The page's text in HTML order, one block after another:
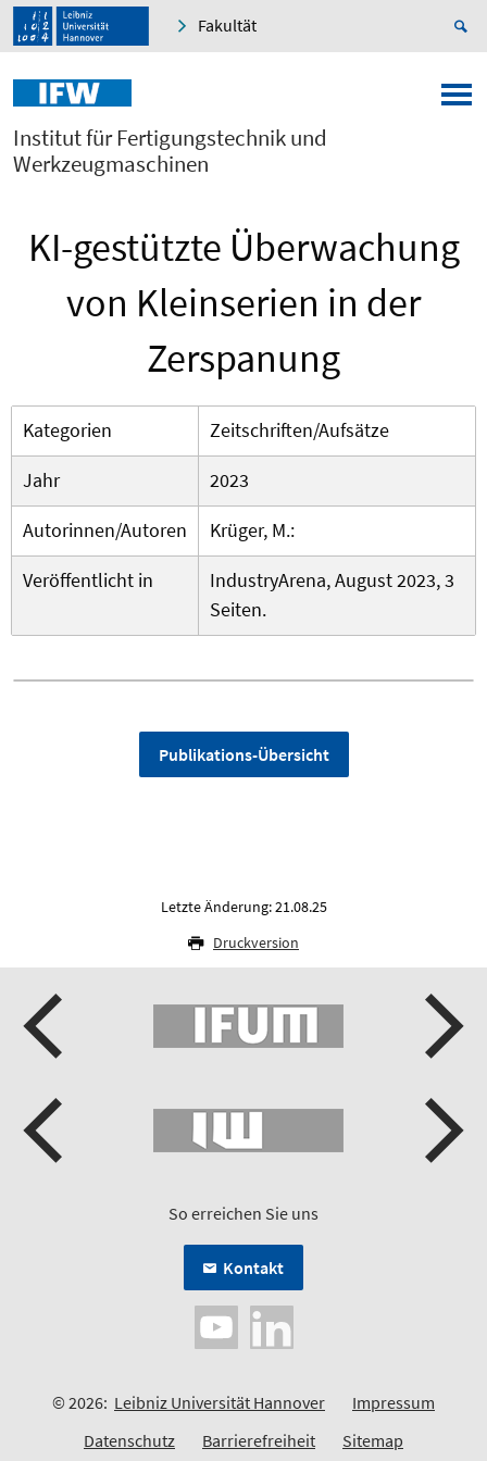
Fakultät
Institut für Fertigungstechnik und
Werkzeugmaschinen
KI-gestützte Überwachung
von Kleinserien in der
Zerspanung
Kategorien
Zeitschriften/Aufsätze
Jahr
2023
Autorinnen/Autoren
Krüger, M.:
Veröffentlicht in
IndustryArena, August 2023, 3
Seiten.
Publikations-Übersicht
Letzte Änderung: 21.08.25
Druckversion
So erreichen Sie uns
Kontakt
© 2026: Leibniz Universität Hannover
Impressum
Datenschutz
Barrierefreiheit Sitemap